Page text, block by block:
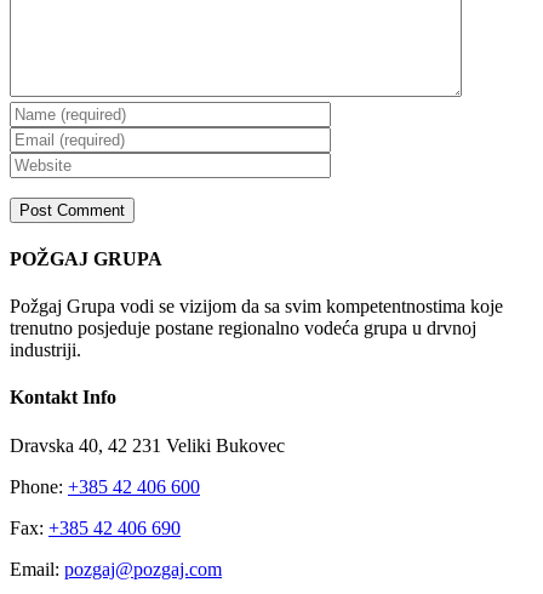
POŽGAJ GRUPA
Požgaj Grupa vodi se vizijom da sa svim kompetentnostima koje
trenutno posjeduje postane regionalno vodeća grupa u drvnoj
industriji.
Kontakt Info
Dravska 40, 42 231 Veliki Bukovec
Phone: +385 42 406 600
Fax: +385 42 406 690
Email: pozgaj@pozgaj.com